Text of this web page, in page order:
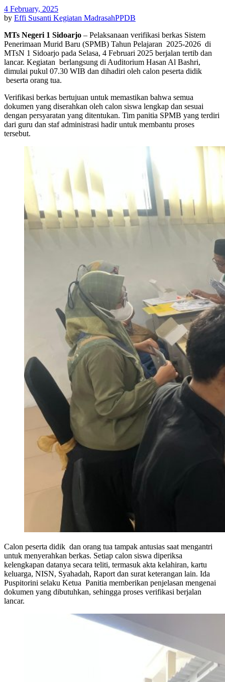
4 February, 2025
by Effi Susanti Kegiatan MadrasahPPDB
MTs Negeri 1 Sidoarjo – Pelaksanaan verifikasi berkas Sistem
Penerimaan Murid Baru (SPMB) Tahun Pelajaran 2025-2026 di
MTsN 1 Sidoarjo pada Selasa, 4 Februari 2025 berjalan tertib dan
lancar. Kegiatan berlangsung di Auditorium Hasan Al Bashri,
dimulai pukul 07.30 WIB dan dihadiri oleh calon peserta didik
beserta orang tua.
Verifikasi berkas bertujuan untuk memastikan bahwa semua
dokumen yang diserahkan oleh calon siswa lengkap dan sesuai
dengan persyaratan yang ditentukan. Tim panitia SPMB yang terdiri
dari guru dan staf administrasi hadir untuk membantu proses
tersebut.
Calon peserta didik dan orang tua tampak antusias saat mengantri
untuk menyerahkan berkas. Setiap calon siswa diperiksa
kelengkapan datanya secara teliti, termasuk akta kelahiran, kartu
keluarga, NISN, Syahadah, Raport dan surat keterangan lain. Ida
Puspitorini selaku Ketua Panitia memberikan penjelasan mengenai
dokumen yang dibutuhkan, sehingga proses verifikasi berjalan
lancar.